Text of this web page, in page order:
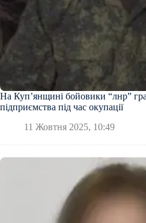
На Купʼянщині бойовики “лнр”
підприємства під час окупації
11 Жовтня 2025, 10:49